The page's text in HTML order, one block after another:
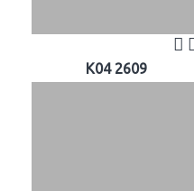
K04 2609